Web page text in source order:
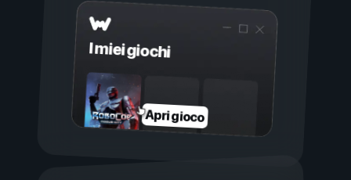
I miei giochi
Apri gioco